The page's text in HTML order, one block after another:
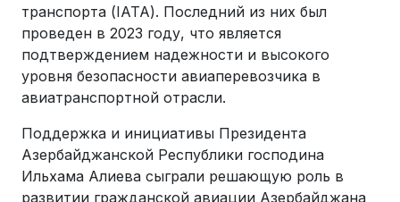
транспорта (IATA). Последний из них был
проведен в 2023 году, что является
подтверждением надежности и высокого
уровня безопасности авиаперевозчика в
авиатранспортной отрасли.
Поддержка и инициативы Президента
Азербайджанской Республики господина
Ильхама Алиева сыграли решающую роль в
развитии гражданской авиации Азербайджана